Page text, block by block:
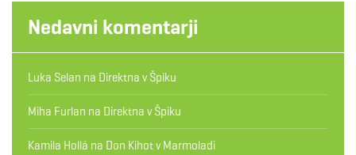
Nedavni komentarji
Luka Selan na Direktna v Špiku
Miha Furlan na Direktna v Špiku
Kamila Hollá na Don Kihot v Marmoladi